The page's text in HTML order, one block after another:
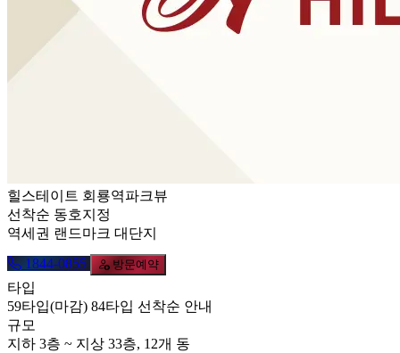
힐스테이트 회룡역파크뷰
선착순 동호지정
역세권 랜드마크 대단지
1844-0855
방문예약
타입
59타입(마감) 84타입 선착순 안내
규모
지하 3층 ~ 지상 33층, 12개 동